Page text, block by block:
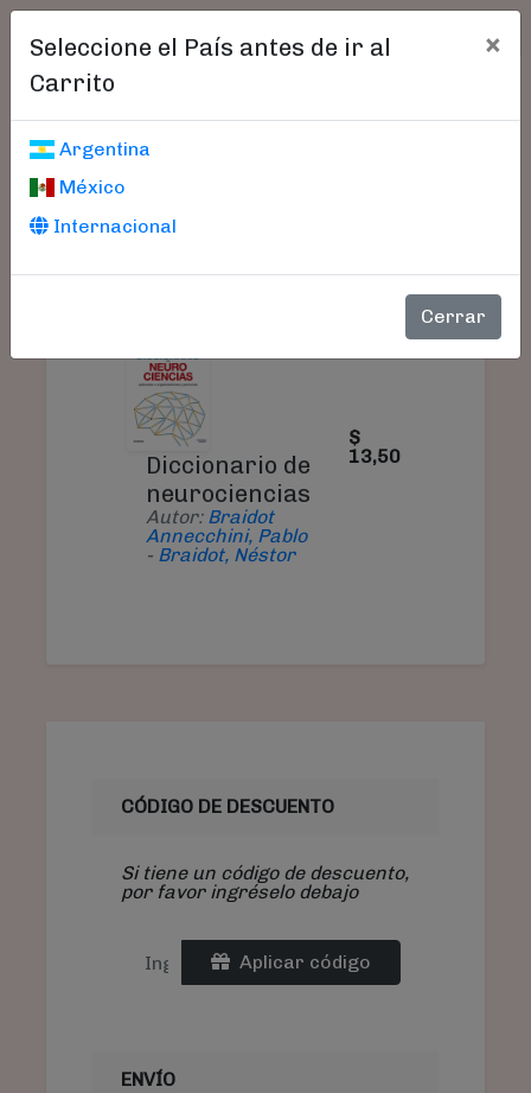
Seleccione el País antes de ir al
Carrito
×
Argentina
México
Internacional
Cerrar
Carrito De Compras
PRODUCTO PRECIO
Diccionario de
neurociencias
Autor: Braidot
Annecchini, Pablo
- Braidot, Néstor
$
13,50
CÓDIGO DE DESCUENTO
Si tiene un código de descuento,
por favor ingréselo debajo
Aplicar código
ENVÍO